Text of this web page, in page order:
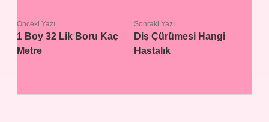
Önceki Yazı
1 Boy 32 Lik Boru Kaç
Metre
Sonraki Yazı
Diş Çürümesi Hangi
Hastalık